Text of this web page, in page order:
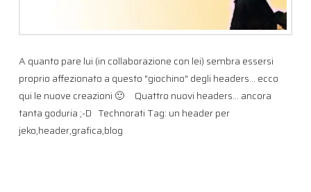
A quanto pare lui (in collaborazione con lei) sembra essersi
proprio affezionato a questo "giochino" degli headers… ecco
qui le nuove creazioni 🙂 Quattro nuovi headers… ancora
tanta goduria ;-D Technorati Tag: un header per
jeko,header,grafica,blog